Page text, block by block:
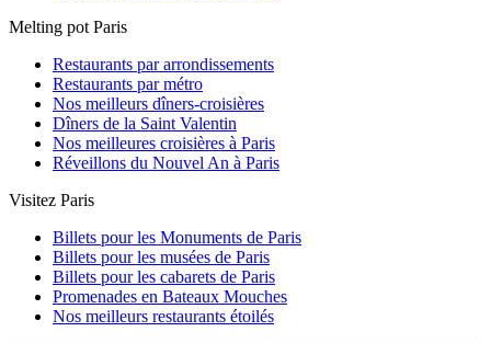
Melting pot Paris
Restaurants par arrondissements
Restaurants par métro
Nos meilleurs dîners-croisières
Dîners de la Saint Valentin
Nos meilleures croisières à Paris
Réveillons du Nouvel An à Paris
Visitez Paris
Billets pour les Monuments de Paris
Billets pour les musées de Paris
Billets pour les cabarets de Paris
Promenades en Bateaux Mouches
Nos meilleurs restaurants étoilés